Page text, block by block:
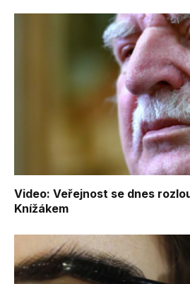
Video: Veřejnost se dnes
Knížákem